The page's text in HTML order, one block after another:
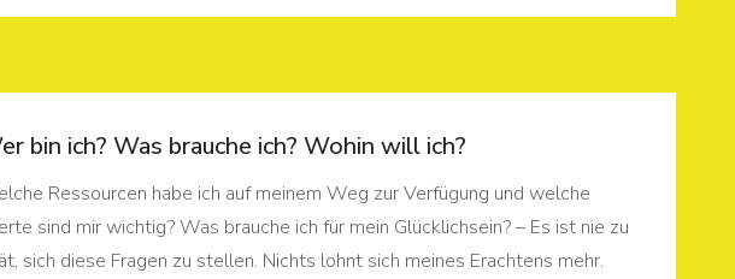
bin ich? Was brauche ich? Wohin will ich?
Ressourcen habe ich auf meinem Weg zur Verfügung und welche
sind mir wichtig? Was brauche ich für mein Glücklichsein? – Es ist nie zu
sich diese Fragen zu stellen. Nichts lohnt sich meines Erachtens mehr.